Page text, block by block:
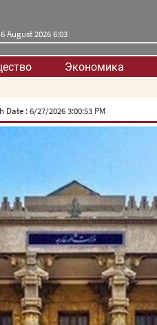
August 2026 6:03
Экономика
Date :6/27/2026 3:00:53 PM